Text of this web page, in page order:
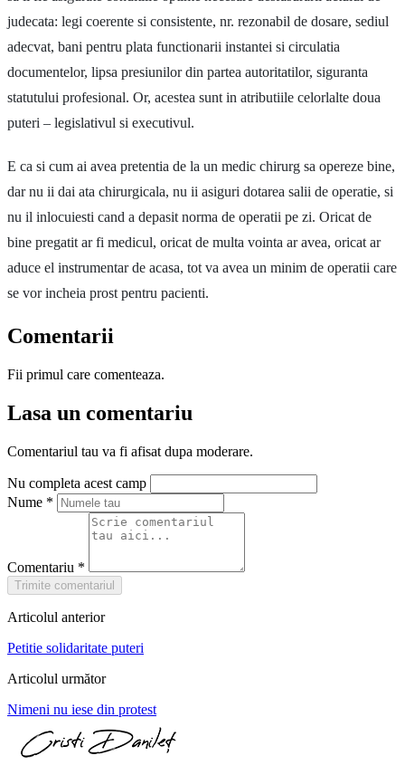
judecata: legi coerente si consistente, nr. rezonabil de dosare, sediul
adecvat, bani pentru plata functionarii instantei si circulatia
documentelor, lipsa presiunilor din partea autoritatilor, siguranta
statutului profesional. Or, acestea sunt in atributiile celorlalte doua
puteri – legislativul si executivul.
E ca si cum ai avea pretentia de la un medic chirurg sa opereze bine,
dar nu ii dai ata chirurgicala, nu ii asiguri dotarea salii de operatie, si
nu il inlocuiesti cand a depasit norma de operatii pe zi. Oricat de
bine pregatit ar fi medicul, oricat de multa vointa ar avea, oricat ar
aduce el instrumentar de acasa, tot va avea un minim de operatii care
se vor incheia prost pentru pacienti.
Comentarii
Fii primul care comenteaza.
Lasa un comentariu
Comentariul tau va fi afisat dupa moderare.
Nu completa acest camp
Nume *
Comentariu *
Trimite comentariul
Articolul anterior
Petitie solidaritate puteri
Articolul următor
Nimeni nu iese din protest